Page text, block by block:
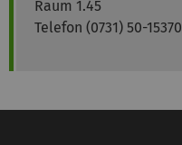
Raum 1.45
Telefon (0731) 50-15370